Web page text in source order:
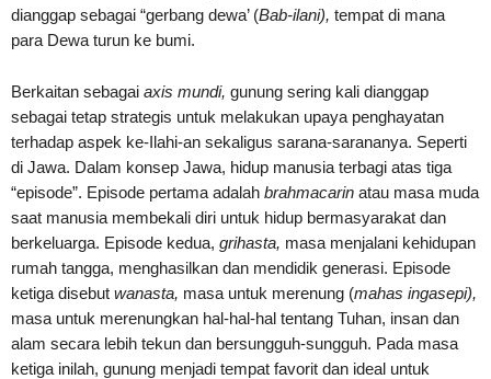
dianggap sebagai “gerbang dewa’ (Bab-ilani), tempat di mana
para Dewa turun ke bumi.
Berkaitan sebagai axis mundi, gunung sering kali dianggap
sebagai tetap strategis untuk melakukan upaya penghayatan
terhadap aspek ke-Ilahi-an sekaligus sarana-sarananya. Seperti
di Jawa. Dalam konsep Jawa, hidup manusia terbagi atas tiga
“episode”. Episode pertama adalah brahmacarin atau masa muda
saat manusia membekali diri untuk hidup bermasyarakat dan
berkeluarga. Episode kedua, grihasta, masa menjalani kehidupan
rumah tangga, menghasilkan dan mendidik generasi. Episode
ketiga disebut wanasta, masa untuk merenung (mahas ingasepi),
masa untuk merenungkan hal-hal-hal tentang Tuhan, insan dan
alam secara lebih tekun dan bersungguh-sungguh. Pada masa
ketiga inilah, gunung menjadi tempat favorit dan ideal untuk